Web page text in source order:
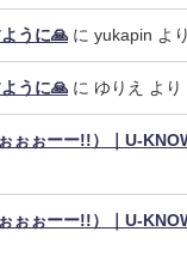
うに🙏 に yukapin より
うに🙏 に ゆりえ より
ぉぉーー!!）｜U-
ぉぉーー!!）｜U-